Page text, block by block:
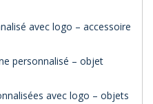
avec logo – accessoire
personnalisé – objet
avec logo – objets